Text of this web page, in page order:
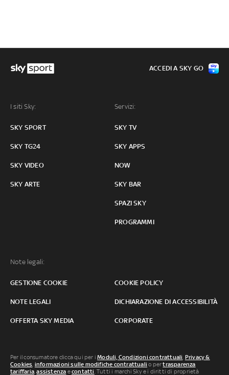
I siti Sky:
SKY SPORT
SKY TG24
SKY VIDEO
SKY ARTE
Servizi:
SKY TV
SKY APPS
NOW
SKY BAR
SPAZI SKY
PROGRAMMI
Note legali:
GESTIONE COOKIE COOKIE POLICY
NOTE LEGALI DICHIARAZIONE DI ACCESSIBILITÀ
OFFERTA SKY MEDIA CORPORATE
ACCEDI A SKY GO
Per il consumatore clicca qui per iModuli, Condizioni contrattuali, Privacy &
Cookies, informazioni sulle modifiche contrattuali o pertrasparenza
tariffaria,assistenza econtatti. Tutti i marchi Sky e i diritti di proprietà